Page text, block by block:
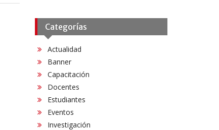
Categorías
Actualidad
Banner
Capacitación
Docentes
Estudiantes
Eventos
Investigación